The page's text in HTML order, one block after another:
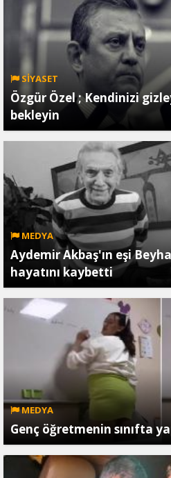
SİYASET
Özgür Özel ; Kendinizi
bekleyin
MEDYA
Aydemir Akbaş'ın eşi
hayatını kaybetti
MEDYA
Genç öğretmenin sınıfta